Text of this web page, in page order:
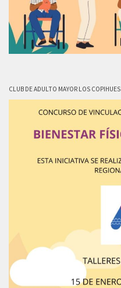
CLUB DE ADULTO MAYOR LOS COPIHUES